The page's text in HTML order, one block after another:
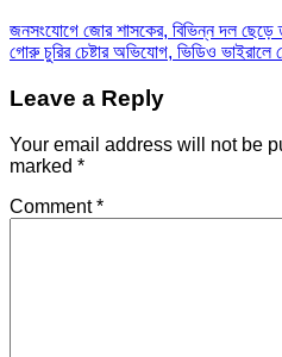
জনসংযোগে জোর শাসকের, বিভিন্ন দল ছেড়ে
গোরু চুরির চেষ্টার অভিযোগ, ভিডিও
Leave a Reply
Your email address will not be
marked *
Comment*